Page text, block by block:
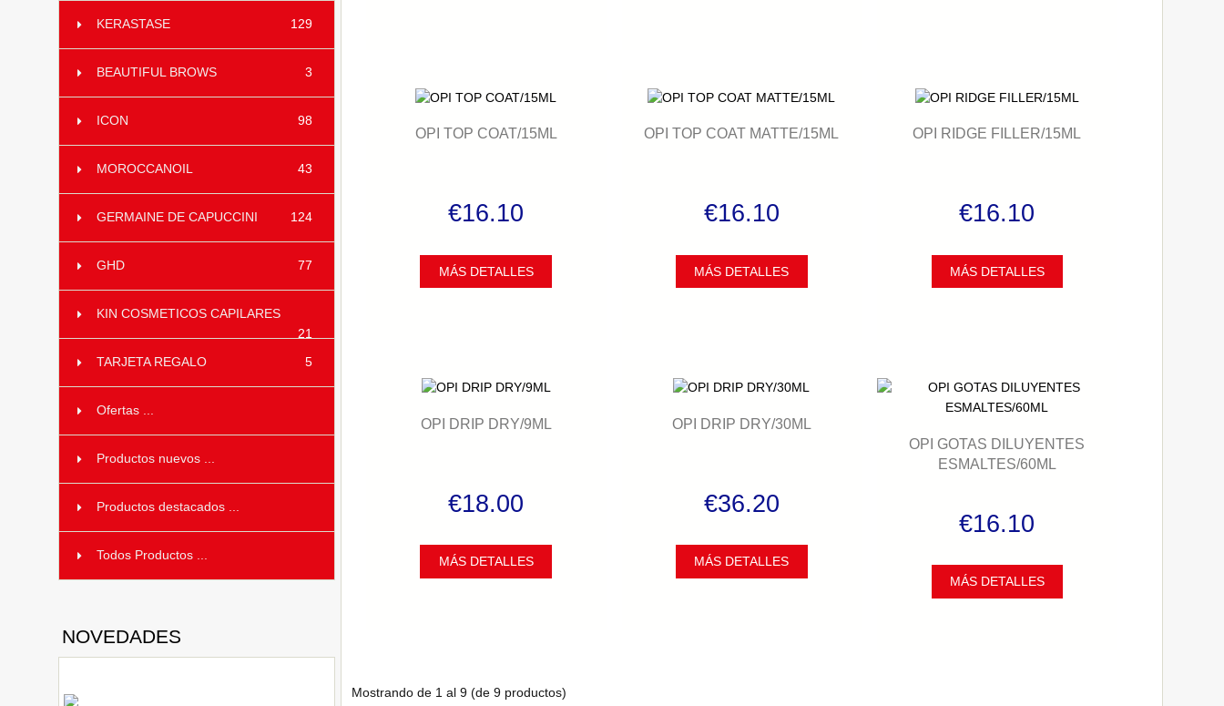
KERASTASE 129
BEAUTIFUL BROWS 3
ICON 98
MOROCCANOIL 43
GERMAINE DE CAPUCCINI 124
GHD 77
KIN COSMETICOS CAPILARES
21
TARJETA REGALO 5
Ofertas ...
Productos nuevos ...
Productos destacados ...
Todos Productos ...
NOVEDADES
OPI TOP COAT/15ML
€16.10
MÁS DETALLES
OPI TOP COAT MATTE/15ML
€16.10
MÁS DETALLES
OPI RIDGE FILLER/15ML
€16.10
MÁS DETALLES
OPI DRIP DRY/9ML
€18.00
MÁS DETALLES
OPI DRIP DRY/30ML
€36.20
MÁS DETALLES
OPI GOTAS DILUYENTES
ESMALTES/60ML
€16.10
MÁS DETALLES
Mostrando de 1al 9(de 9productos)